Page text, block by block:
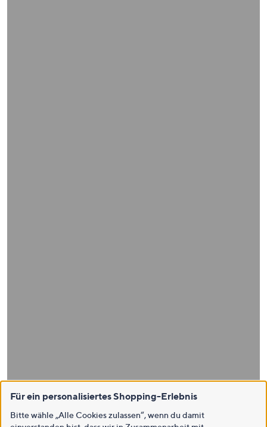
Für ein personalisiertes Shopping-Erlebnis
Bitte wähle „Alle Cookies zulassen“, wenn du damit